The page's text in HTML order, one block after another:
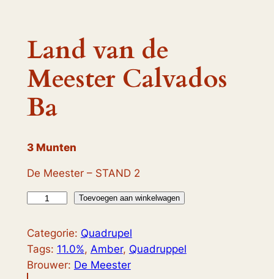
Land van de
Meester Calvados
Ba
3 Munten
De Meester – STAND 2
n
d
v
Toevoegen aan winkelwagen
Categorie: Quadrupel
Tags: 11.0%, Amber, Quadruppel
Brouwer: De Meester